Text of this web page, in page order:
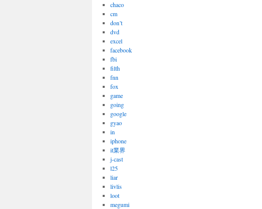
chaco
cm
don’t
dvd
excel
facebook
fbi
filth
fnn
fox
game
going
google
gyao
in
iphone
it業界
j-cast
l25
liar
livlis
loot
megumi